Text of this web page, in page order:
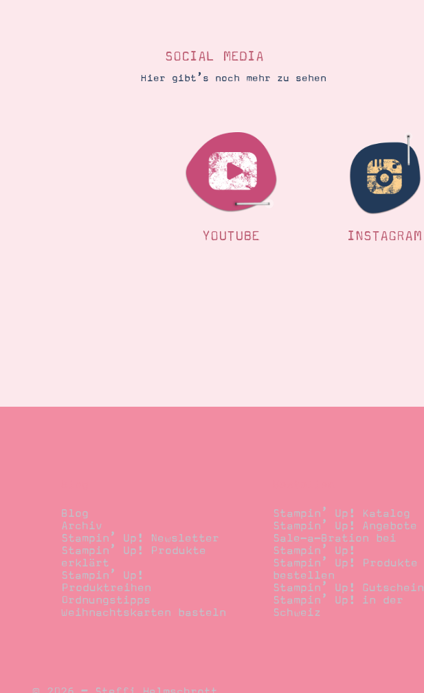
SOCIAL MEDIA
Hier gibt’s noch mehr zu sehen
YOUTUBE INSTAGRAM
Blog
Archiv
Stampin’ Up! Newsletter
Stampin’ Up! Produkte
erklärt
Stampin’ Up!
Produktreihen
Ordnungstipps
Weihnachtskarten basteln
Stampin’ Up! Katalog
Stampin’ Up! Angebote
Sale-a-Bration bei
Stampin’ Up!
Stampin’ Up! Produkte
bestellen
Stampin’ Up! Gutschein
Stampin’ Up! in der
Schweiz